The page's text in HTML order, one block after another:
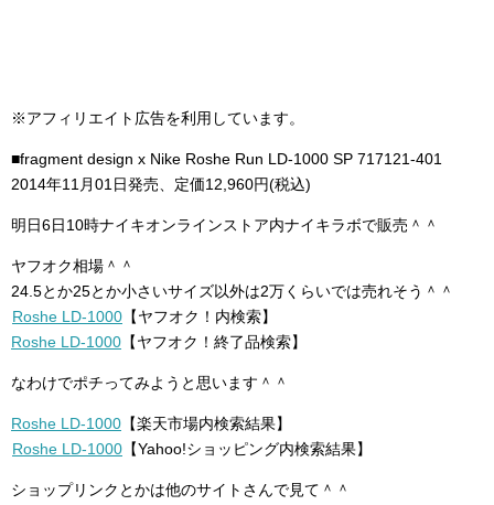
※アフィリエイト広告を利用しています。
■fragment design x Nike Roshe Run LD-1000 SP 717121-401
2014年11月01日発売、定価12,960円(税込)
明日6日10時ナイキオンラインストア内ナイキラボで販売＾＾
ヤフオク相場＾＾
24.5とか25とか小さいサイズ以外は2万くらいでは売れそう＾＾
Roshe LD-1000 【ヤフオク！内検索】
Roshe LD-1000 【ヤフオク！終了品検索】
なわけでポチってみようと思います＾＾
Roshe LD-1000 【楽天市場内検索結果】
Roshe LD-1000 【Yahoo!ショッピング内検索結果】
ショップリンクとかは他のサイトさんで見て＾＾